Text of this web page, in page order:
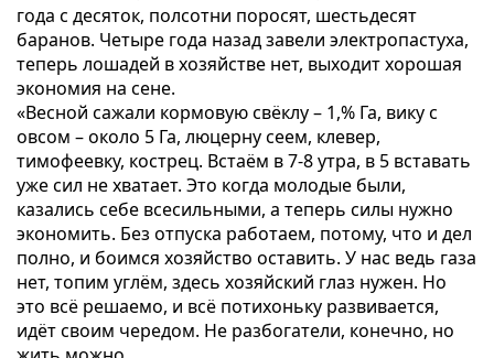
года с десяток, полсотни поросят, шестьдесят
баранов. Четыре года назад завели электропастуха,
теперь лошадей в хозяйстве нет, выходит хорошая
экономия на сене.
«Весной сажали кормовую свёклу – 1,% Га, вику с
овсом – около 5 Га, люцерну сеем, клевер,
тимофеевку, кострец. Встаём в 7-8 утра, в 5 вставать
уже сил не хватает. Это когда молодые были,
казались себе всесильными, а теперь силы нужно
экономить. Без отпуска работаем, потому, что и дел
полно, и боимся хозяйство оставить. У нас ведь газа
нет, топим углём, здесь хозяйский глаз нужен. Но
это всё решаемо, и всё потихоньку развивается,
идёт своим чередом. Не разбогатели, конечно, но